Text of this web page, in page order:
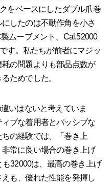
をベースにしたダブル爪巻
したのは不動作角を小さ
ムーブメント、Cal.52000
す。私たちが前者にマジッ
の問題よりも部品点数が
ためでした。
いはないと考えていま
ブな着用者とパッシブな
の経験では、「巻き上
常に良い場合の巻き上げ
32000は、最高の巻き上げ
も、優れた性能を発揮し